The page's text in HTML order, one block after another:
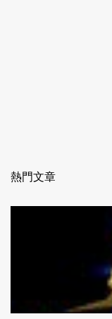
熱門文章